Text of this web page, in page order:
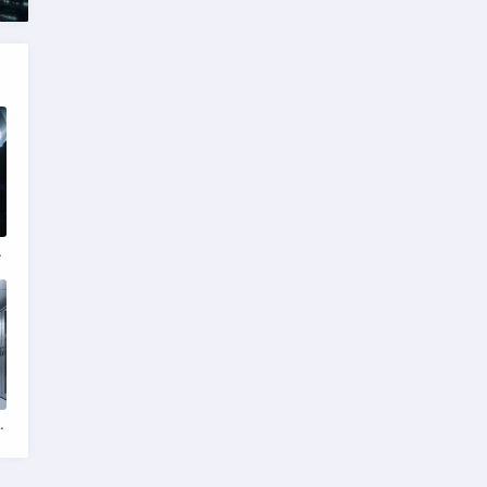
激增
行业重构